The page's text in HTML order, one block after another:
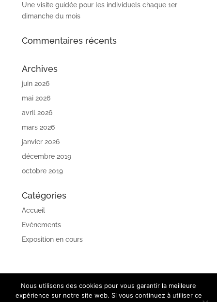
Une visite guidée pour les individuels chaque 1er
dimanche du mois
Commentaires récents
Archives
juin 2026
mai 2026
avril 2026
mars 2026
janvier 2026
décembre 2019
octobre 2019
Catégories
Accueil
Evénements
Exposition en cours
Nous utilisons des cookies pour vous garantir la meilleure
expérience sur notre site web. Si vous continuez à utiliser ce